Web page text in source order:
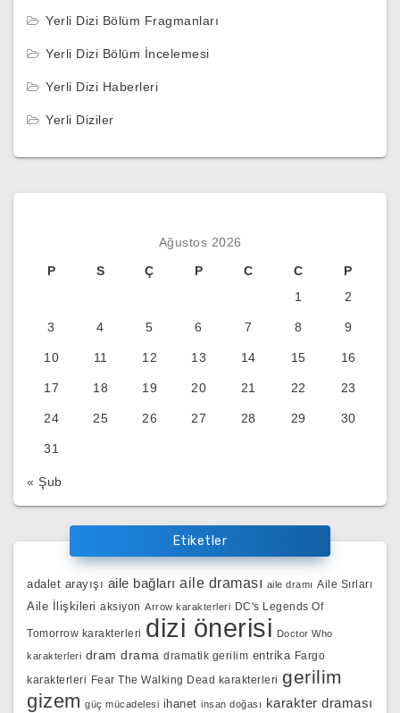
Yerli Dizi Bölüm Fragmanları
Yerli Dizi Bölüm İncelemesi
Yerli Dizi Haberleri
Yerli Diziler
Ağustos 2026
P
S Ç P C C
P
1
2
3 4 5 6 7 8 9
10 11 12 13 14 15 16
17 18 19 20 21 22 23
24 25 26 27 28 29 30
31
« Şub
Etiketler
adalet arayışı aile bağları aile draması aile dramı Aile Sırları
Aile İlişkileri aksiyon Arrow karakterleri DC's Legends Of
Tomorrow karakterleri dizi önerisi Doctor Who
karakterleri dram drama dramatik gerilim entrika Fargo
karakterleri Fear The Walking Dead karakterleri gerilim
gizem güç mücadelesi ihanet insan doğası karakter draması